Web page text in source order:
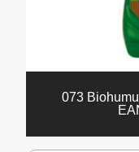
073